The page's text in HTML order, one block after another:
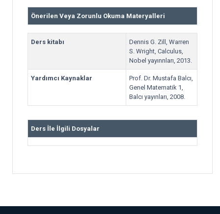
Önerilen Veya Zorunlu Okuma Materyalleri
Ders kitabı
Dennis G. Zill, Warren
S. Wright, Calculus,
Nobel yayınnları, 2013.
Yardımcı Kaynaklar
Prof. Dr. Mustafa Balcı,
Genel Matematik 1,
Balcı yayınları, 2008.
Ders İle İlgili Dosyalar